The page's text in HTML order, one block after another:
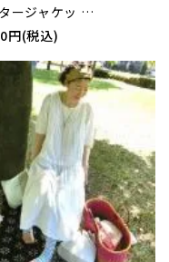
ージャケッ …
円(税込)